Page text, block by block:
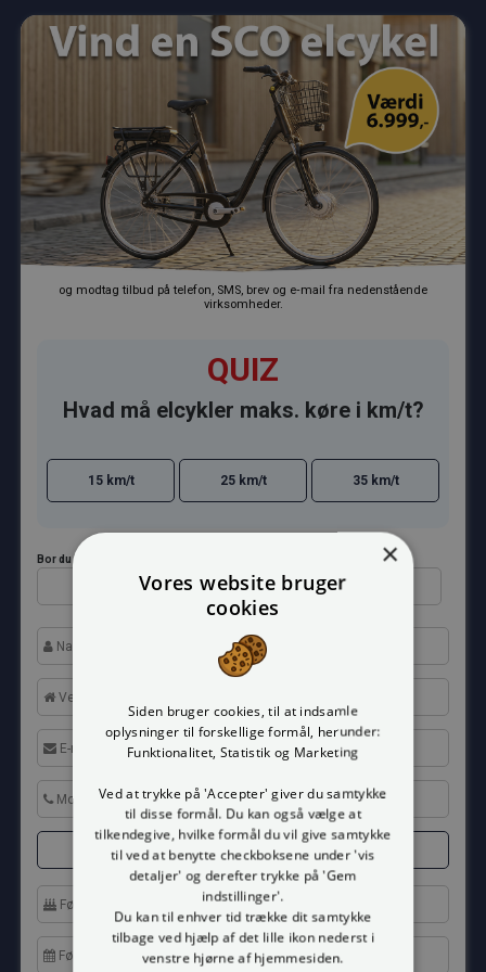
og modtag tilbud på telefon, SMS, brev og e‑mail fra nedenstående
virksomheder.
QUIZ
Hvad må elcykler maks. køre i km/t?
15 km/t 25 km/t 35 km/t
Bor du i hus? (hus, rækkehus, fritidshus, sommerhus)
Ja Nej
Mand Kvinde
×
Vores website bruger
cookies
Siden bruger cookies, til at indsamle
oplysninger til forskellige formål, herunder:
Funktionalitet, Statistik og Marketing
Ved at trykke på 'Accepter' giver du samtykke
til disse formål. Du kan også vælge at
tilkendegive, hvilke formål du vil give samtykke
til ved at benytte checkboksene under 'vis
detaljer' og derefter trykke på 'Gem
indstillinger'.
Du kan til enhver tid trække dit samtykke
tilbage ved hjælp af det lille ikon nederst i
venstre hjørne af hjemmesiden.